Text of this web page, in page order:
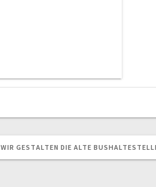
VORHERIGER
WIR GESTALTEN DIE ALTE